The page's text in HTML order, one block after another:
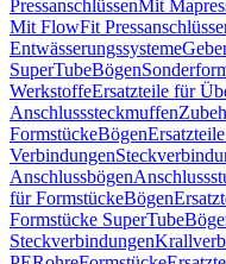
PressanschlüssenMit
Mit FlowFit
Entwässerungssysteme
SuperTubeBögen
WerkstoffeErsatzteile für
Anschlusssteckmuffen
FormstückeBögen
Verbindungen
Anschlussbögen
für FormstückeBögen
Formstücke SuperTube
Steckverbindungen